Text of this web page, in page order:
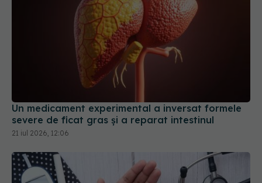
Un medicament experimental a inversat formele
severe de ficat gras și a reparat intestinul